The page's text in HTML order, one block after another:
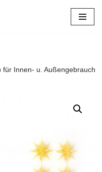
Innen- u. Außengebrauch